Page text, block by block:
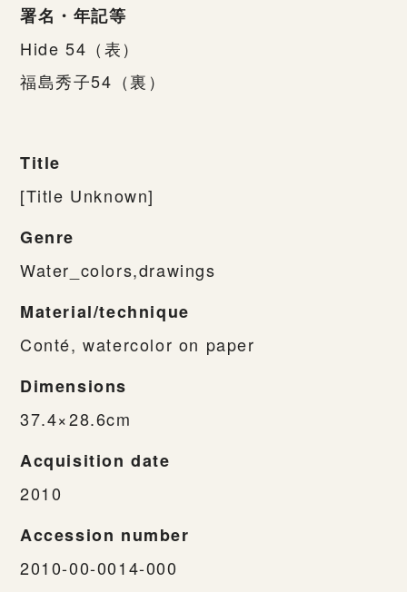
署名・年記等
Hide 54（表）
福島秀子54（裏）
Title
[Title Unknown]
Genre
Water_colors,drawings
Material/technique
Conté, watercolor on paper
Dimensions
37.4×28.6cm
Acquisition date
2010
Accession number
2010-00-0014-000